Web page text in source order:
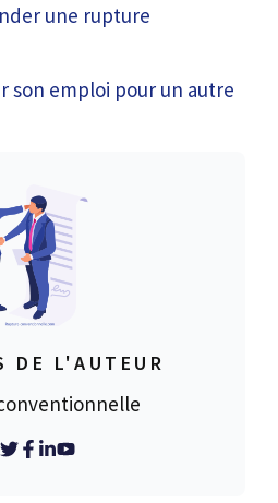
une rupture
son emploi pour un autre
DE L'AUTEUR